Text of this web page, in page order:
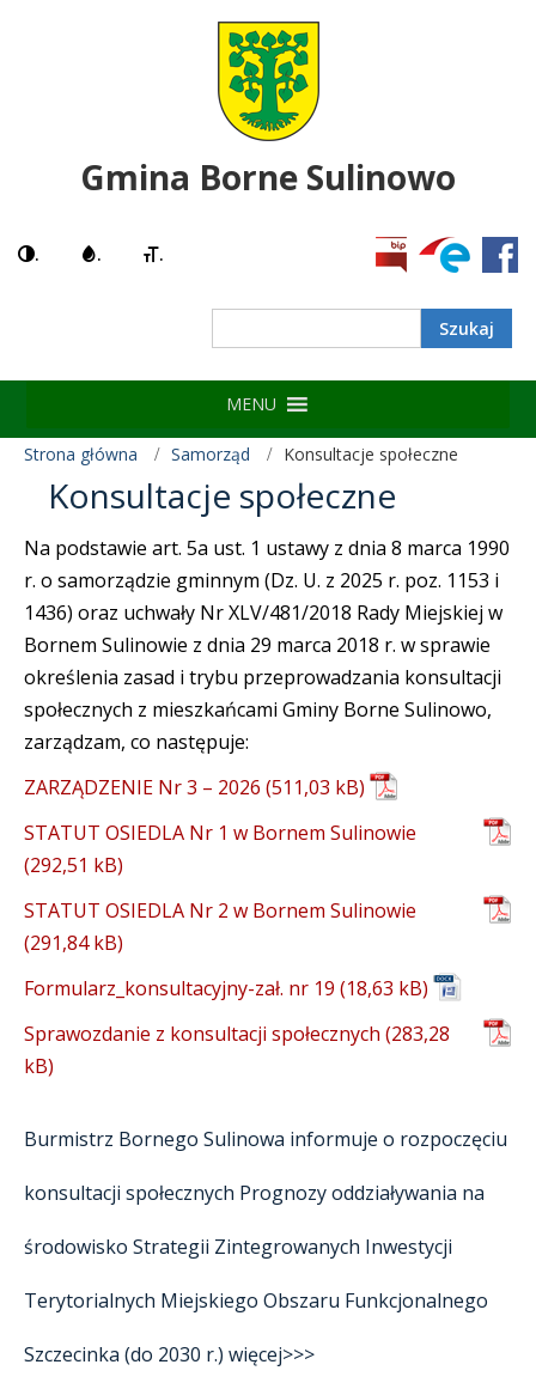
Gmina Borne Sulinowo
. . .
MENU
Strona główna Samorząd Konsultacje społeczne
Konsultacje społeczne
Na podstawie art. 5a ust. 1 ustawy z dnia 8 marca 1990
r. o samorządzie gminnym (Dz. U. z 2025 r. poz. 1153 i
1436) oraz uchwały Nr XLV/481/2018 Rady Miejskiej w
Bornem Sulinowie z dnia 29 marca 2018 r. w sprawie
określenia zasad i trybu przeprowadzania konsultacji
społecznych z mieszkańcami Gminy Borne Sulinowo,
zarządzam, co następuje:
ZARZĄDZENIE Nr 3 – 2026
STATUT OSIEDLA Nr 1 w Bornem Sulinowie
STATUT OSIEDLA Nr 2 w Bornem Sulinowie
Formularz_konsultacyjny-zał. nr 19
Sprawozdanie z konsultacji społecznych
Burmistrz Bornego Sulinowa informuje o rozpoczęciu
konsultacji społecznych Prognozy oddziaływania na
środowisko Strategii Zintegrowanych Inwestycji
Terytorialnych Miejskiego Obszaru Funkcjonalnego
Szczecinka (do 2030 r.) więcej>>>